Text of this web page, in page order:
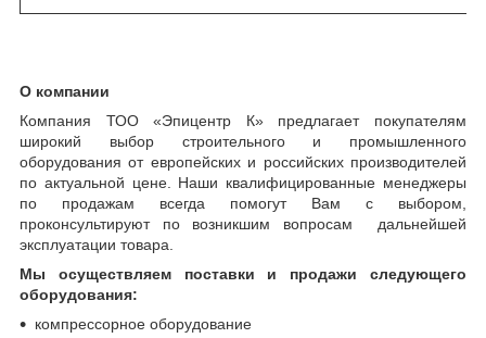
О компании
Компания ТОО «Эпицентр К» предлагает покупателям
широкий выбор строительного и промышленного
оборудования от европейских и российских производителей
по актуальной цене. Наши квалифицированные менеджеры
по продажам всегда помогут Вам с выбором,
проконсультируют по возникшим вопросам дальнейшей
эксплуатации товара.
Мы осуществляем поставки и продажи следующего
оборудования:
компрессорное оборудование